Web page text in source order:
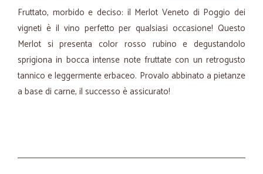
Fruttato, morbido e deciso: il Merlot Veneto di Poggio dei
vigneti è il vino perfetto per qualsiasi occasione! Questo
Merlot si presenta color rosso rubino e degustandolo
sprigiona in bocca intense note fruttate con un retrogusto
tannico e leggermente erbaceo. Provalo abbinato a pietanze
a base di carne, il successo è assicurato!